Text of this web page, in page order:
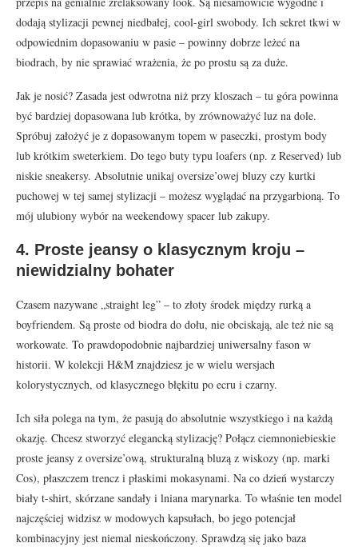
dodają stylizacji pewnej niedbałej, cool-girl swobody. Ich sekret tkwi w
odpowiednim dopasowaniu w pasie – powinny dobrze leżeć na
biodrach, by nie sprawiać wrażenia, że po prostu są za duże.
Jak je nosić? Zasada jest odwrotna niż przy kloszach – tu góra powinna
być bardziej dopasowana lub krótka, by zrównoważyć luz na dole.
Spróbuj założyć je z dopasowanym topem w paseczki, prostym body
lub krótkim sweterkiem. Do tego buty typu loafers (np. z Reserved) lub
niskie sneakersy. Absolutnie unikaj oversize’owej bluzy czy kurtki
puchowej w tej samej stylizacji – możesz wyglądać na przygarbioną. To
mój ulubiony wybór na weekendowy spacer lub zakupy.
4. Proste jeansy o klasycznym kroju –
niewidzialny bohater
Czasem nazywane „straight leg” – to złoty środek między rurką a
boyfriendem. Są proste od biodra do dołu, nie obciskają, ale też nie są
workowate. To prawdopodobnie najbardziej uniwersalny fason w
historii. W kolekcji H&M znajdziesz je w wielu wersjach
kolorystycznych, od klasycznego błękitu po ecru i czarny.
Ich siła polega na tym, że pasują do absolutnie wszystkiego i na każdą
okazję. Chcesz stworzyć elegancką stylizację? Połącz ciemnoniebieskie
proste jeansy z oversize’ową, strukturalną bluzą z wiskozy (np. marki
Cos), płaszczem trencz i płaskimi mokasynami. Na co dzień wystarczy
biały t-shirt, skórzane sandały i lniana marynarka. To właśnie ten model
najczęściej widzisz w modowych kapsułach, bo jego potencjał
kombinacyjny jest niemal nieskończony. Sprawdzą się jako baza